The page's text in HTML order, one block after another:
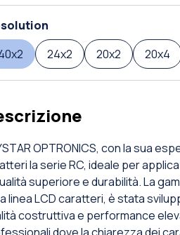
24x2 20x2 20x4
OPTRONICS, con la sua
la serie RC, ideale per
superiore e durabilità. La
linea LCD caratteri, è stata
costruttiva e performance